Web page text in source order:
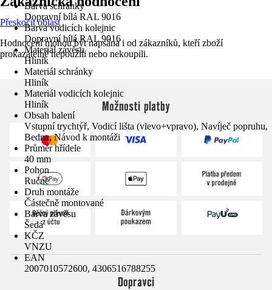
Barva schránky
Dopravní bílá RAL 9016
Barva vodicích kolejnic
Dopravní bílá RAL 9016
Materiál závěsu
Hliník
Materiál schránky
Hliník
Materiál vodicích kolejnic
Hliník
Obsah balení
Vstupní trychtýř, Vodicí lišta (vlevo+vpravo), Navíječ popruhu,
Bedna, Návod k montáži
Průměr hřídele
40 mm
Pohon
Ručně
Druh montáže
Částečně montované
Barva závěsu
Šedá
KČZ
VNZU
EAN
2007010572600, 4306516788255
Přeskočit oblast
Hodnocení mohou být napsána i od zákazníků, kteří zboží
prokazatelně nepoužili nebo nekoupili.
Možnosti platby
Dopravci